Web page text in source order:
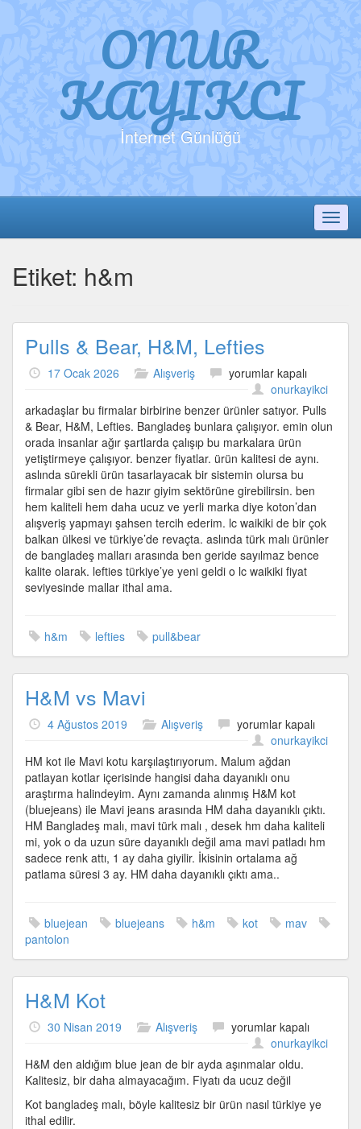
ONUR
KAYIKCI
İnternet Günlüğü
Etiket: h&m
Pulls & Bear, H&M, Lefties
17 Ocak 2026 Alışveriş
Pulls
Bear,
H&M,
Lefties
için
yorumlar kapalı
onurkayikci
arkadaşlar bu firmalar birbirine benzer ürünler satıyor. Pulls
& Bear, H&M, Lefties. Bangladeş bunlara çalışıyor. emin olun
orada insanlar ağır şartlarda çalışıp bu markalara ürün
yetiştirmeye çalışıyor. benzer fiyatlar. ürün kalitesi de aynı.
aslında sürekli ürün tasarlayacak bir sistemin olursa bu
firmalar gibi sen de hazır giyim sektörüne girebilirsin. ben
hem kaliteli hem daha ucuz ve yerli marka diye koton’dan
alışveriş yapmayı şahsen tercih ederim. lc waikiki de bir çok
balkan ülkesi ve türkiye’de revaçta. aslında türk malı ürünler
de bangladeş malları arasında ben geride sayılmaz bence
kalite olarak. lefties türkiye’ye yeni geldi o lc waikiki fiyat
seviyesinde mallar ithal ama.
h&m lefties pull&bear
H&M vs Mavi
4 Ağustos 2019 Alışveriş
H&M
Mavi
için
yorumlar kapalı
onurkayikci
HM kot ile Mavi kotu karşılaştırıyorum. Malum ağdan
patlayan kotlar içerisinde hangisi daha dayanıklı onu
araştırma halindeyim. Aynı zamanda alınmış H&M kot
(bluejeans) ile Mavi jeans arasında HM daha dayanıklı çıktı.
HM Bangladeş malı, mavi türk malı , desek hm daha kaliteli
mi, yok o da uzun süre dayanıklı değil ama mavi patladı hm
sadece renk attı, 1 ay daha giyilir. İkisinin ortalama ağ
patlama süresi 3 ay. HM daha dayanıklı çıktı ama..
bluejean bluejeans h&m kot
mav
pantolon
H&M Kot
30 Nisan 2019 Alışveriş
H&M
için
yorumlar kapalı
onurkayikci
H&M den aldığım blue jean de bir ayda aşınmalar oldu.
Kalitesiz, bir daha almayacağım. Fiyatı da ucuz değil
Kot bangladeş malı, böyle kalitesiz bir ürün nasıl türkiye ye
ithal edilir.